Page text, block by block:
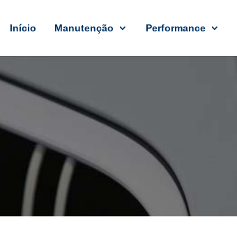
Início Manutenção Performance